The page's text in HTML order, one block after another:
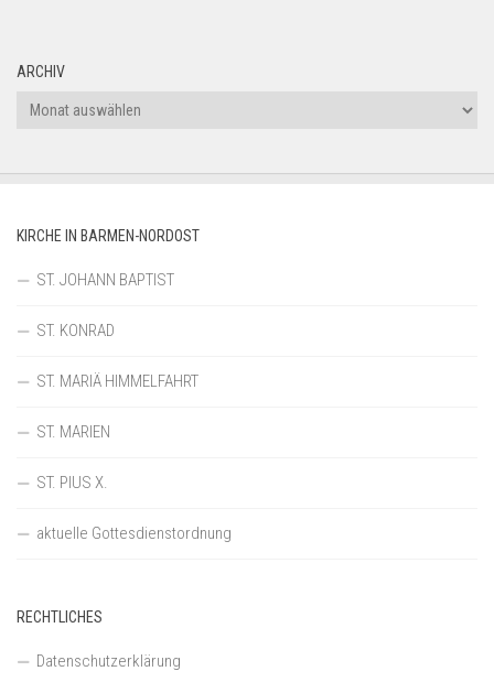
ARCHIV
Archiv
KIRCHE IN BARMEN-NORDOST
ST. JOHANN BAPTIST
ST. KONRAD
ST. MARIÄ HIMMELFAHRT
ST. MARIEN
ST. PIUS X.
aktuelle Gottesdienstordnung
RECHTLICHES
Datenschutzerklärung